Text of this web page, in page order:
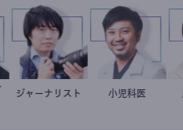
ト
志葉玲
ジャーナリスト 今西洋介
小児科医